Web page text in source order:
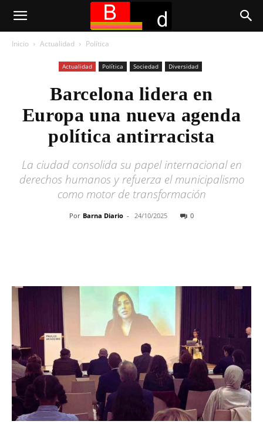
Inicio Actualidad Política
Actualidad Política Sociedad Diversidad
Barcelona lidera en
Europa una nueva agenda
política antirracista
La ciudad consolida su papel internacional en
derechos humanos y refuerza el municipalismo
como motor de transformación
Por Barna Diario - 24/10/2025 0